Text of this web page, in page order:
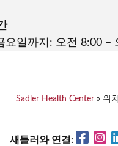
요일까지: 오전 8:00 –
Sadler Health Center» 위치
새들러와 연결: